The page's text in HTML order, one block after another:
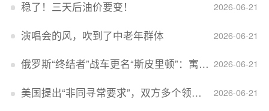
2026-06-21
稳了！三天后油价要变！
2026-06-21
演唱会的风，吹到了中老年群体
2026-06-21
俄罗斯“终结者”战车更名“斯皮里顿”：寓意强大可靠，彰显俄精神力量
2026-06-21
美国提出“非同寻常要求”，双方多个领域分歧依旧，印美贸易谈判进入“关键阶段”